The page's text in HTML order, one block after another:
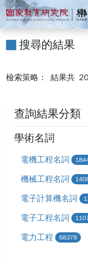
跳到主要內容
:::
國家教育研
搜尋的結果
檢索策略： 結果共
查詢結果分類
學術名詞
電機工程名詞
機械工程名詞
電子計算機名詞
電子工程名詞
電力工程 68378